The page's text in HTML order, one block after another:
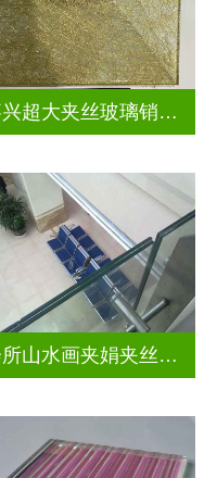
嘉兴超大夹丝玻璃销售公司
会所山水画夹娟夹丝玻璃